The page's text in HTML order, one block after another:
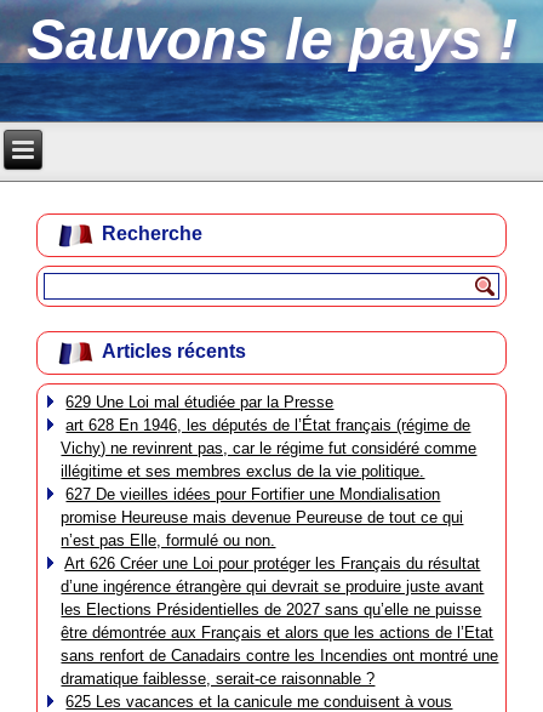
Sauvons le pays !
Recherche
Articles récents
629 Une Loi mal étudiée par la Presse
art 628 En 1946, les députés de l’État français (régime de
Vichy) ne revinrent pas, car le régime fut considéré comme
illégitime et ses membres exclus de la vie politique.
627 De vieilles idées pour Fortifier une Mondialisation
promise Heureuse mais devenue Peureuse de tout ce qui
n’est pas Elle, formulé ou non.
Art 626 Créer une Loi pour protéger les Français du résultat
d’une ingérence étrangère qui devrait se produire juste avant
les Elections Présidentielles de 2027 sans qu’elle ne puisse
être démontrée aux Français et alors que les actions de l’Etat
sans renfort de Canadairs contre les Incendies ont montré une
dramatique faiblesse, serait-ce raisonnable ?
625 Les vacances et la canicule me conduisent à vous